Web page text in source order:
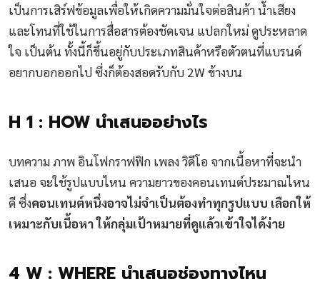
เป็นการเสิร์ฟข้อมูลเพื่อให้เกิดความมั่นใจต่อสินค้า น้ำเสียง
และโทนที่ใช้ในการสื่อสารต้องชัดเจน แปลกใหม่ ดูประหลาด
ใจ เป็นต้น ทั้งนี้ก็ขึ้นอยู่กับประเภทสินค้าหรือตัวตนที่แบรนด์
อยากบอกออกไป ซึ่งก็ต้องสอดรับกับ 2W ข้างบน
H 1 : HOW นำเสนออย่างไร
บทความ ภาพ อินโฟกราฟฟิก เพลง วิดีโอ จากเนื้อหาที่จะนำ
เสนอ จะใช้รูปแบบไหน ความยาวของคอนเทนต์ประมาณไหน
ดี ซึ่งคอนเทนต์หนึ่งอาจไม่จำเป็นต้องทำทุกรูปแบบ เลือกให้
เหมาะกับเนื้อหา ให้กลุ่มเป้าหมายที่ดูแล้วเข้าใจได้ง่าย
4 W : WHERE นำเสนอช่องทางไหน